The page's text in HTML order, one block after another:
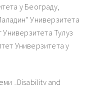
у Београду,
Универзитета
Универзитета Тулуз
Универзитета у
„Disability and